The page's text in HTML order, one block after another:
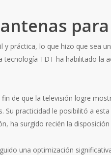
práctica, lo que hizo que sea
TDT ha habilitado la
de que la televisión logre
Su practicidad le posibilitó a
ha surgido recién la
una optimización